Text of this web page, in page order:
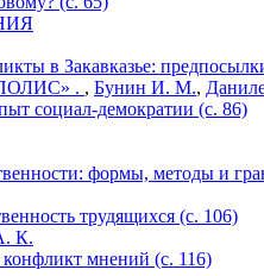
в Закавказье:
. , Бунин И. М.,
социал-демократии (с. 86)
формы, методы и
трудящихся (с. 106)
К.
мнений (с. 116)